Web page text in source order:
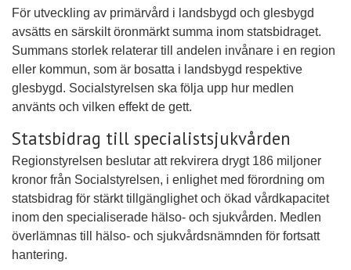
För utveckling av primärvård i landsbygd och glesbygd
avsätts en särskilt öronmärkt summa inom statsbidraget.
Summans storlek relaterar till andelen invånare i en region
eller kommun, som är bosatta i landsbygd respektive
glesbygd. Socialstyrelsen ska följa upp hur medlen
använts och vilken effekt de gett.
Statsbidrag till specialistsjukvården
Regionstyrelsen beslutar att rekvirera drygt 186 miljoner
kronor från Socialstyrelsen, i enlighet med förordning om
statsbidrag för stärkt tillgänglighet och ökad vårdkapacitet
inom den specialiserade hälso- och sjukvården. Medlen
överlämnas till hälso- och sjukvårdsnämnden för fortsatt
hantering.